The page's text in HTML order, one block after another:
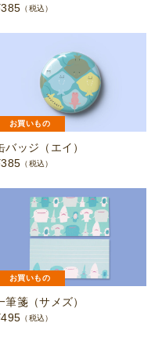
385 （税込）
お買いもの
バッジ（エイ）
385 （税込）
お買いもの
筆箋（サメズ）
495 （税込）